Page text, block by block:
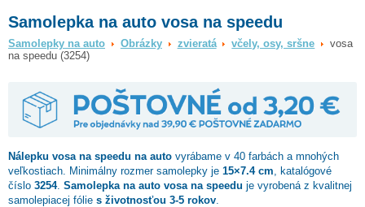
Samolepka na auto vosa na speedu
Samolepky na auto Obrázky zvieratá včely, osy, sršne
vosa
na speedu (3254)
Nálepku vosa na speedu na auto vyrábame v 40 farbách a mnohých
veľkostiach. Minimálny rozmer samolepky je 15×7.4 cm , katalógové
číslo 3254. Samolepka na auto vosa na speedu je vyrobená z kvalitnej
samolepiacej fólie s životnosťou 3-5 rokov